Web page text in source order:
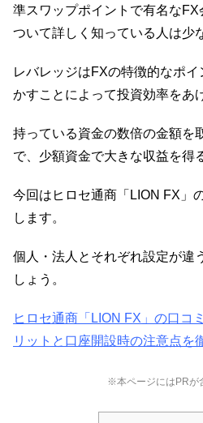
準スワップポイントで有名な
ついて詳しく知っている人は少
レバレッジはFXの特徴的なポ
かすことによって投資効率をあ
持っている資金の数倍の金額を
で、少額資金で大きな収益を得
今回はヒロセ通商「LION FX」
します。
個人・法人とそれぞれ設定が違
しょう。
ヒロセ通商「LION FX」の口コ
リットと口座開設時の注意点を
※本ページにはPRが